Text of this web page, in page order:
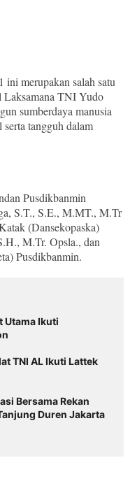
ini merupakan salah satu
Laksamana TNI Yudo
sumberdaya manusia
tangguh dalam
Pusdikbanmin
S.T., S.E., M.MT., M.Tr
(Dansekopaska)
M.Tr. Opsla., dan
Pusdikbanmin.
Utama Ikuti
TNI AL Ikuti Lattek
Bersama Rekan
Duren Jakarta